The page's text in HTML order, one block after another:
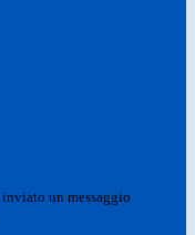
inviato un messaggio